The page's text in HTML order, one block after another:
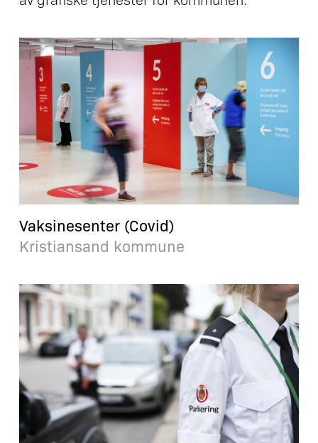
Vaksinesenter (Covid)
Kristiansand kommune